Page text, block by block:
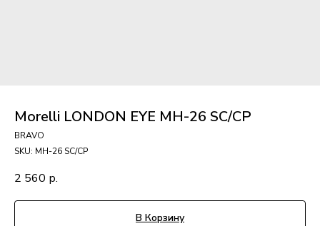
Morelli LONDON EYE MH-26 SC/CP
BRAVO
SKU: MH-26 SC/CP
2 560 р.
В Корзину